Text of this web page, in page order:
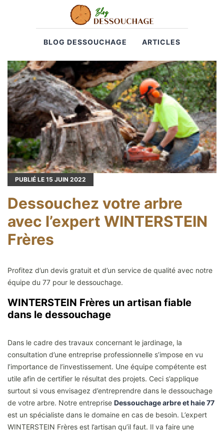
BLOG DESSOUCHAGE ARTICLES
PUBLIÉ LE 15 JUIN 2022
Dessouchez votre arbre
avec l’expert WINTERSTEIN
Frères
Profitez d’un devis gratuit et d’un service de qualité avec notre
équipe du 77 pour le dessouchage.
WINTERSTEIN Frères un artisan fiable
dans le dessouchage
Dans le cadre des travaux concernant le jardinage, la
consultation d’une entreprise professionnelle s’impose en vu
l’importance de l’investissement. Une équipe compétente est
utile afin de certifier le résultat des projets. Ceci s’applique
surtout si vous envisagez d’entreprendre dans le dessouchage
de votre arbre. Notre entreprise Dessouchage arbre et haie 77
est un spécialiste dans le domaine en cas de besoin. L’expert
WINTERSTEIN Frères est l’artisan qu’il faut. Il va faire une